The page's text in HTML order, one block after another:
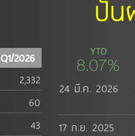
Q1/2026
2,332
60
43
ปัน
YTD
8.07%
24 มี.ค. 2026
17 ก.ย. 2025